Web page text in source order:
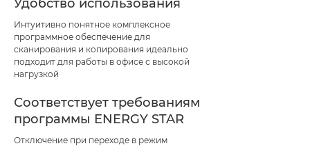
Удобство использования
Интуитивно понятное комплексное
программное обеспечение для
сканирования и копирования идеально
подходит для работы в офисе с высокой
нагрузкой
Соответствует требованиям
программы ENERGY STAR
Отключение при переходе в режим